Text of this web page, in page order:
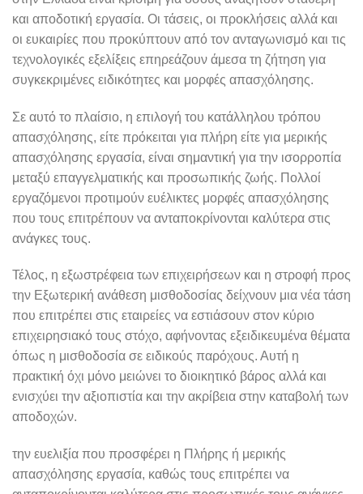
και αποδοτική εργασία. Οι τάσεις, οι προκλήσεις αλλά και
οι ευκαιρίες που προκύπτουν από τον ανταγωνισμό και τις
τεχνολογικές εξελίξεις επηρεάζουν άμεσα τη ζήτηση για
συγκεκριμένες ειδικότητες και μορφές απασχόλησης.
Σε αυτό το πλαίσιο, η επιλογή του κατάλληλου τρόπου
απασχόλησης, είτε πρόκειται για πλήρη είτε για μερικής
απασχόλησης εργασία, είναι σημαντική για την ισορροπία
μεταξύ επαγγελματικής και προσωπικής ζωής. Πολλοί
εργαζόμενοι προτιμούν ευέλικτες μορφές απασχόλησης
που τους επιτρέπουν να ανταποκρίνονται καλύτερα στις
ανάγκες τους.
Τέλος, η εξωστρέφεια των επιχειρήσεων και η στροφή προς
την Εξωτερική ανάθεση μισθοδοσίας δείχνουν μια νέα τάση
που επιτρέπει στις εταιρείες να εστιάσουν στον κύριο
επιχειρησιακό τους στόχο, αφήνοντας εξειδικευμένα θέματα
όπως η μισθοδοσία σε ειδικούς παρόχους. Αυτή η
πρακτική όχι μόνο μειώνει το διοικητικό βάρος αλλά και
ενισχύει την αξιοπιστία και την ακρίβεια στην καταβολή των
αποδοχών.
την ευελιξία που προσφέρει η Πλήρης ή μερικής
απασχόλησης εργασία, καθώς τους επιτρέπει να